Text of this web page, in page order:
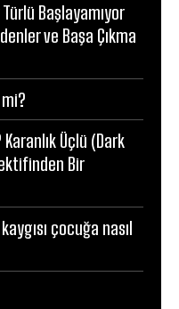
Başlayamıyor
ve Başa Çıkma
Üçlü (Dark
Bir
çocuğa nasıl